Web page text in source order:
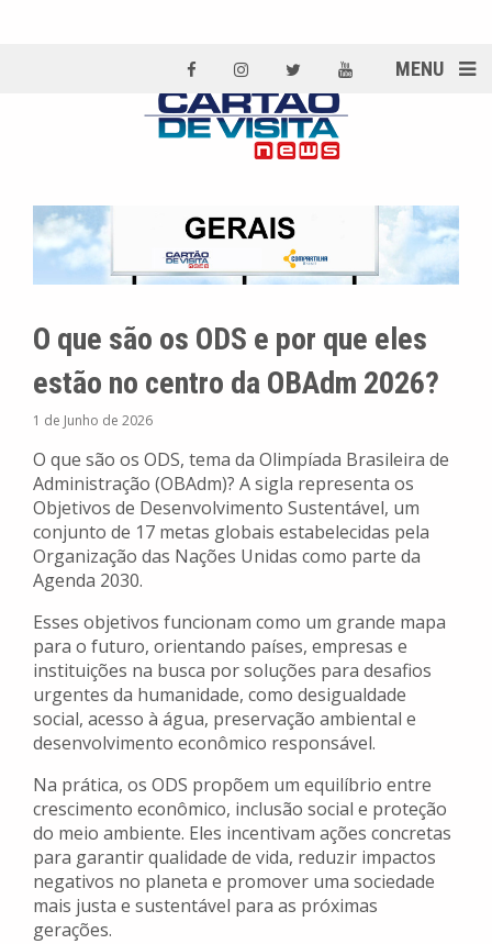
MENU
O que são os ODS e por que eles
estão no centro da OBAdm 2026?
1 de Junho de 2026
O que são os ODS, tema da Olimpíada Brasileira de
Administração (OBAdm)? A sigla representa os
Objetivos de Desenvolvimento Sustentável, um
conjunto de 17 metas globais estabelecidas pela
Organização das Nações Unidas como parte da
Agenda 2030.
Esses objetivos funcionam como um grande mapa
para o futuro, orientando países, empresas e
instituições na busca por soluções para desafios
urgentes da humanidade, como desigualdade
social, acesso à água, preservação ambiental e
desenvolvimento econômico responsável.
Na prática, os ODS propõem um equilíbrio entre
crescimento econômico, inclusão social e proteção
do meio ambiente. Eles incentivam ações concretas
para garantir qualidade de vida, reduzir impactos
negativos no planeta e promover uma sociedade
mais justa e sustentável para as próximas
gerações.